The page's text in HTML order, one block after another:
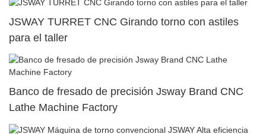
JSWAY TURRET CNC Girando torno con astiles
para el taller
Banco de fresado de precisión Jsway Brand CNC
Lathe Machine Factory